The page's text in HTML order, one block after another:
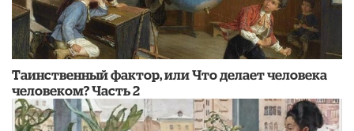
Таинственный фактор, или Что делает человека
человеком? Часть 2